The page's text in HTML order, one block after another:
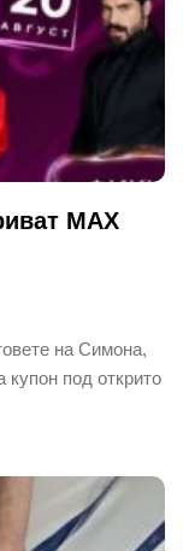
MAX
на Симона,
купон под открито